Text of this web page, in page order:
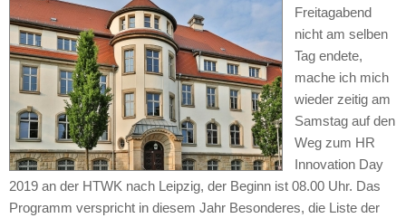
Freitagabend
nicht am selben
Tag endete,
mache ich mich
wieder zeitig am
Samstag auf den
Weg zum HR
Innovation Day
2019 an der HTWK nach Leipzig, der Beginn ist 08.00 Uhr. Das
Programm verspricht in diesem Jahr Besonderes, die Liste der